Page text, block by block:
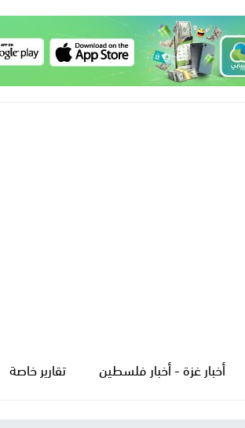
أخبار غزة - أخبار فلسطين تقارير خاصة